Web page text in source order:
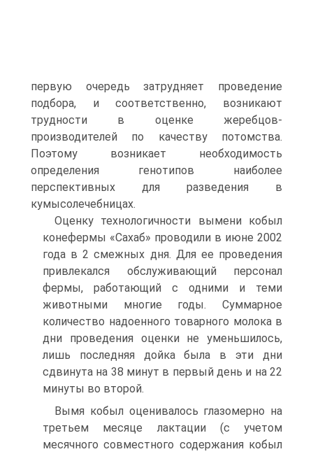
первую очередь затрудняет проведение
подбора, и соответственно, возникают
трудности в оценке жеребцов-
производителей по качеству потомства.
Поэтому возникает необходимость
определения генотипов наиболее
перспективных для разведения в
кумысолечебницах.
Оценку технологичности вымени кобыл
конефермы «Сахаб» проводили в июне 2002
года в 2 смежных дня. Для ее проведения
привлекался обслуживающий персонал
фермы, работающий с одними и теми
животными многие годы. Суммарное
количество надоенного товарного молока в
дни проведения оценки не уменьшилось,
лишь последняя дойка была в эти дни
сдвинута на 38 минут в первый день и на 22
минуты во второй.
Вымя кобыл оценивалось глазомерно на
третьем месяце лактации (с учетом
месячного совместного содержания кобыл